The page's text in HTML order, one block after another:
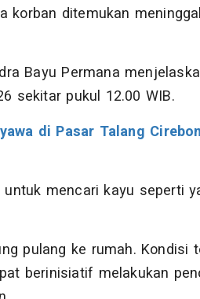
korban ditemukan
Bayu Permana
sekitar pukul 12.00 WIB.
di Pasar Talang
mencari kayu seperti
pulang ke rumah. Kondisi
berinisiatif melakukan